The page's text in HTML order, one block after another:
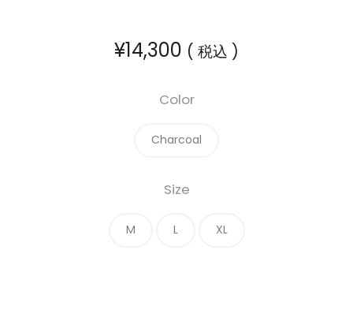
¥14,300 ( 税込 )
Color
Charcoal
Size
M L XL